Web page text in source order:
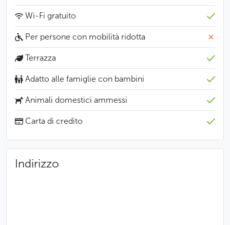
Wi-Fi gratuito
Per persone con mobilità ridotta
Terrazza
Adatto alle famiglie con bambini
Animali domestici ammessi
Carta di credito
Indirizzo